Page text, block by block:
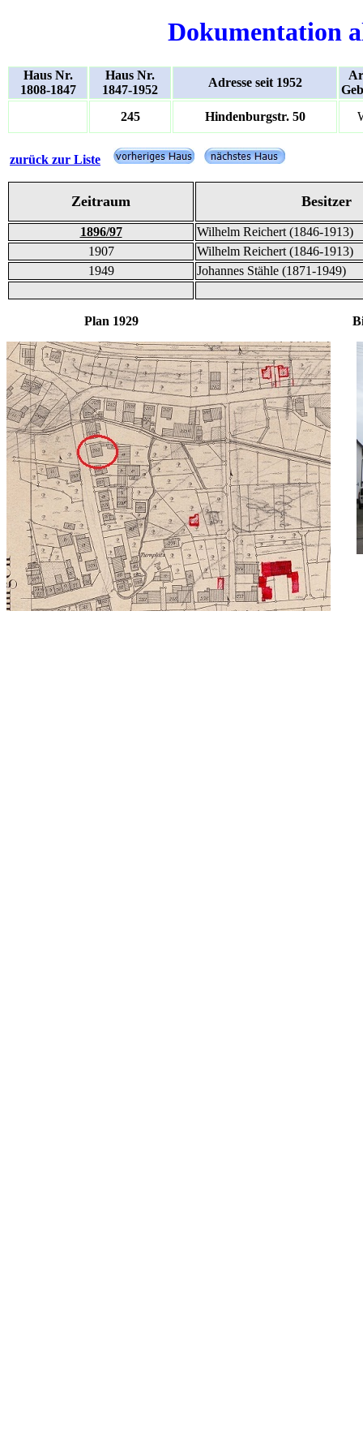
Dokumentation
Haus Nr.
1808-1847
Haus Nr.
1847-1952
Adresse seit 1952
245
Hindenburgstr. 50
zurück zur Liste
Zeitraum Besitzer
1896/97
Wilhelm Reichert (1846-1913)
1907
Wilhelm Reichert (1846-1913)
1949
Johannes Stähle (1871-1949)
Plan 1929